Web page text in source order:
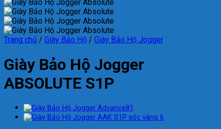
Trang chủ / Giày Bảo Hộ / Giày Bảo Hộ Jogger
Giày Bảo Hộ Jogger
ABSOLUTE S1P